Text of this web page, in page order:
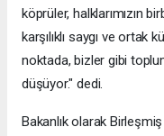
köprüler, halklarımızın
karşılıklı saygı ve
noktada, bizler gibi
düşüyor." dedi.
Bakanlık olarak